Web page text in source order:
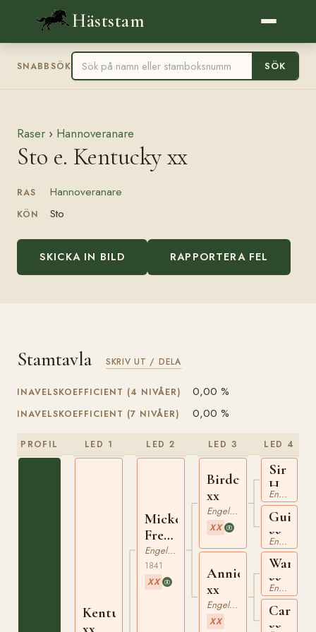
Häststam
SNABBSÖK SÖK
Raser › Hannoveranare
Sto e. Kentucky xx
RAS Hannoveranare
KÖN Sto
SKICKA IN BILD RAPPORTERA FEL
Stamtavla SKRIV UT / DELA
INAVELSKOEFFICIENT (4 NIVÅER) 0,00 %
INAVELSKOEFFICIENT (7 NIVÅER) 0,00 %
PROFIL LED 1
Kentucky
LED 2
Mickey
Free
xx
Engelskt Fullblod
1841
XX
LED 3
Birdcatcher
xx
Engelskt Fullblod
XX
Annie
xx
Engelskt Fullblod
XX
LED 4
Sir
xxEngelskt Fullblod
xxEngelskt Fullblod
xxEngelskt Fullblod
xx